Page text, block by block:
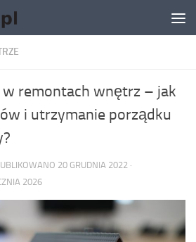
remontach wnętrz – jak
i utrzymanie porządku
20 GRUDNIA 2022 ·
2026